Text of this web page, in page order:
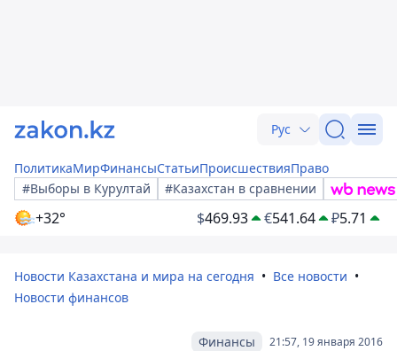
Рус
ПолитикаМирФинансыСтатьиПроисшествияПраво
#Выборы в Курултай
#Казахстан в сравнении
+32° $469.93 €541.64 ₽5.71
Новости Казахстана и мира на сегодня
Все новости
Новости финансов
21:57, 19 января 2016
Финансы